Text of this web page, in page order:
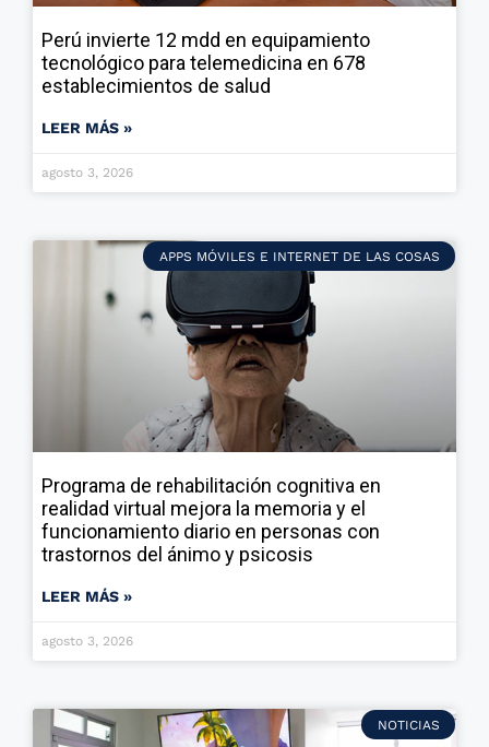
Perú invierte 12 mdd en equipamiento
tecnológico para telemedicina en 678
establecimientos de salud
LEER MÁS »
agosto 3, 2026
APPS MÓVILES E INTERNET DE LAS COSAS
Programa de rehabilitación cognitiva en
realidad virtual mejora la memoria y el
funcionamiento diario en personas con
trastornos del ánimo y psicosis
LEER MÁS »
agosto 3, 2026
NOTICIAS